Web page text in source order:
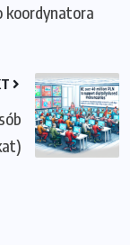
koordynatora